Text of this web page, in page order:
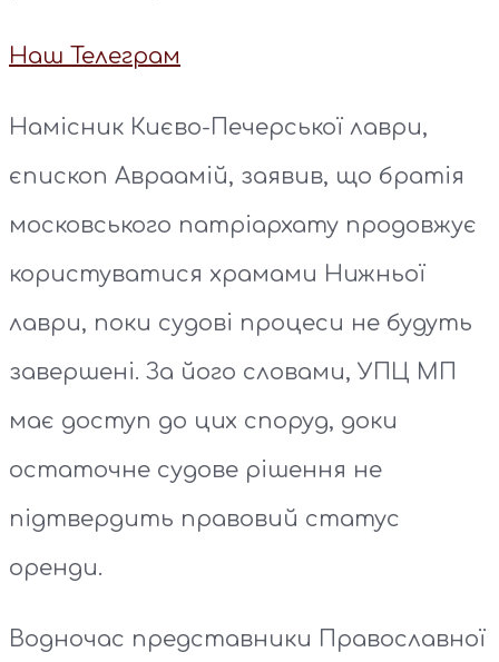
Наш Телеграм
Намісник Києво-Печерської лаври,
єпископ Авраамій, заявив, що братія
московського патріархату продовжує
користуватися храмами Нижньої
лаври, поки судові процеси не будуть
завершені. За його словами, УПЦ МП
має доступ до цих споруд, доки
остаточне судове рішення не
підтвердить правовий статус
оренди.
Водночас представники Православної